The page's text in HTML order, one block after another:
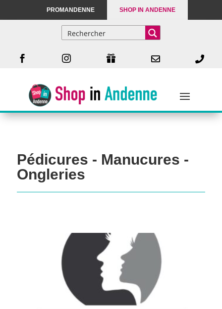
PROMANDENNE SHOP IN ANDENNE
    
Pédicures - Manucures -
Ongleries